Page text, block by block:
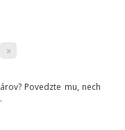
»
Povedzte mu, nech